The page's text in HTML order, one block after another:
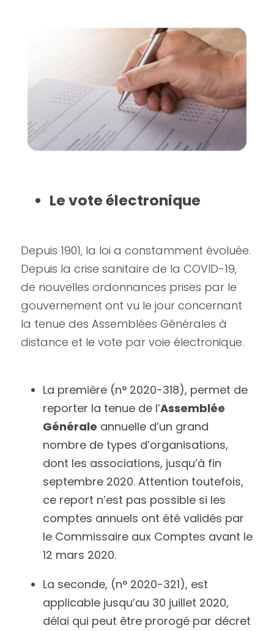
Le vote électronique
Depuis 1901, la loi a constamment évoluée.
Depuis la crise sanitaire de la COVID-19,
de nouvelles ordonnances prises par le
gouvernement ont vu le jour concernant
la tenue des Assemblées Générales à
distance et le vote par voie électronique.
La première (n° 2020-318), permet de
reporter la tenue de l’Assemblée
Générale annuelle d’un grand
nombre de types d’organisations,
dont les associations, jusqu’à fin
septembre 2020. Attention toutefois,
ce report n’est pas possible si les
comptes annuels ont été validés par
le Commissaire aux Comptes avant le
12 mars 2020.
La seconde, (n° 2020-321), est
applicable jusqu’au 30 juillet 2020,
délai qui peut être prorogé par décret